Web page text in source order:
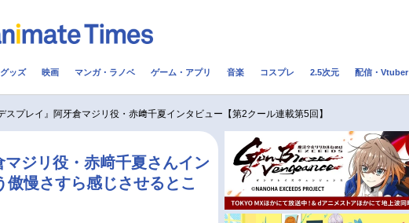
プレ 2.5次元 配信・Vtuber トレンド
今期アニメ曜日別一覧 秋アニメ
グッズ 映画 マンガ・ラノベ ゲーム・アプリ 音楽 コスプレ 2.5次元 配信・Vtuber
スプレイ』阿牙倉マジリ役・赤﨑千夏インタビュー【第2クール連載第5回】
マジリ役・赤﨑千夏さんイン
慢さすら感じさせるとこ